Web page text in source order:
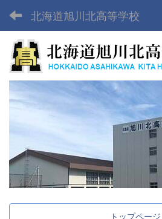
北海道旭川北高等学校
トップページ